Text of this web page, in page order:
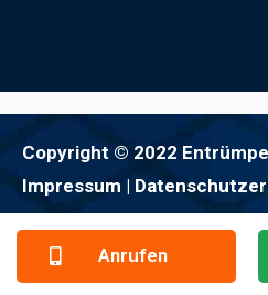
Copyright © 2022
Impressum |
Anrufen